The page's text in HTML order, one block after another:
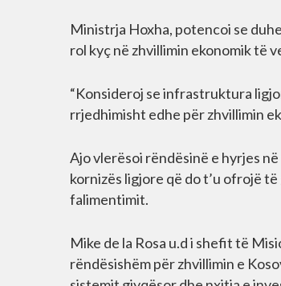
Ministrja Hoxha, potencoi se
rol kyç në zhvillimin ekonomik të
“Konsideroj se infrastruktura
rrjedhimisht edhe për zhvillimin
Ajo vlerësoi rëndësinë e hyrjes
kornizës ligjore që do t’u ofrojë
falimentimit.
Mike de la Rosa u.d i shefit të
rëndësishëm për zhvillimin e